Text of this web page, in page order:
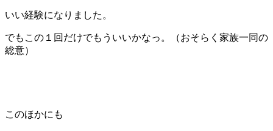
いい経験になりました。
でもこの１回だけでもういいかなっ。（おそらく家族一同の
総意）
このほかにも